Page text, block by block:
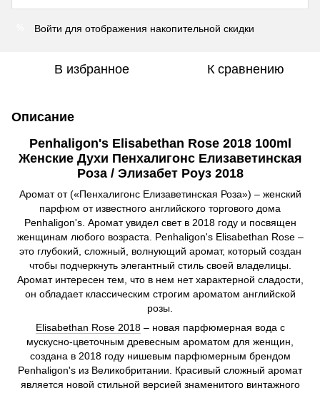
Войти для отображения накопительной скидки
В избранное К сравнению
Описание
Penhaligon's Elisabethan Rose 2018 100ml
Женские Духи Пенхалигонс Елизаветинская
Роза / Элизабет Роуз 2018
Аромат от («Пенхалигонс Елизаветинская Роза») – женский
парфюм от известного английского торгового дома
Penhaligon's. Аромат увидел свет в 2018 году и посвящен
женщинам любого возраста. Penhaligon's Elisabethan Rose –
это глубокий, сложный, волнующий аромат, который создан
чтобы подчеркнуть элегантный стиль своей владелицы.
Аромат интересен тем, что в нем нет характерной сладости,
он обладает классическим строгим ароматом английской
розы.
Elisabethan Rose 2018– новая парфюмерная вода с
мускусно-цветочным древесным ароматом для женщин,
создана в 2018 году нишевым парфюмерным брендом
Penhaligon's из Великобритании. Красивый сложный аромат
является новой стильной версией знаменитого винтажного